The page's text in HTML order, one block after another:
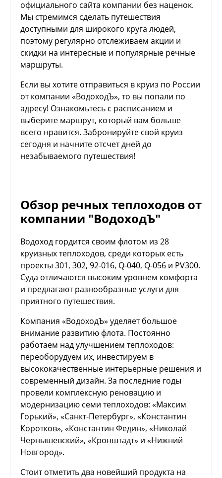
официального сайта компании без наценок.
Мы стремимся сделать путешествия
доступными для широкого круга людей,
поэтому регулярно отслеживаем акции и
скидки на интересные и популярные речные
маршруты.
Если вы хотите отправиться в круиз по России
от компании «ВодоходЪ», то вы попали по
адресу! Ознакомьтесь с расписанием и
выберите маршрут, который вам больше
всего нравится. Забронируйте свой круиз
сегодня и начните отсчет дней до
незабываемого путешествия!
Обзор речных теплоходов от
компании "ВодоходЪ"
Водоход гордится своим флотом из 28
круизных теплоходов, среди которых есть
проекты 301, 302, 92-016, Q-040, Q-056 и PV300.
Суда отличаются высоким уровнем комфорта
и предлагают разнообразные услуги для
приятного путешествия.
Компания «ВодоходЪ» уделяет большое
внимание развитию флота. Постоянно
работаем над улучшением теплоходов:
переоборудуем их, инвестируем в
высококачественные интерьерные решения и
современный дизайн. За последние годы
провели комплексную реновацию и
модернизацию семи теплоходов: «Максим
Горький», «Санкт-Петербург», «Константин
Коротков», «Константин Федин», «Николай
Чернышевский», «Кронштадт» и «Нижний
Новгород».
Стоит отметить два новейший продукта на